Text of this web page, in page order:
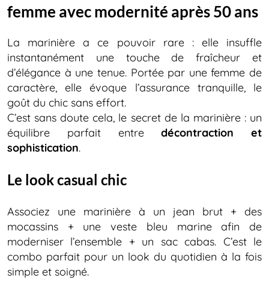
femme avec modernité après 50 ans
La marinière a ce pouvoir rare : elle insuffle
instantanément une touche de fraîcheur et
d’élégance à une tenue. Portée par une femme de
caractère, elle évoque l’assurance tranquille, le
goût du chic sans effort.
C’est sans doute cela, le secret de la marinière : un
équilibre parfait entredécontraction et
sophistication.
Le look casual chic
Associez une marinière à un jean brut + des
mocassins + une veste bleu marine afin de
moderniser l’ensemble + un sac cabas. C’est le
combo parfait pour un look du quotidien à la fois
simple et soigné.